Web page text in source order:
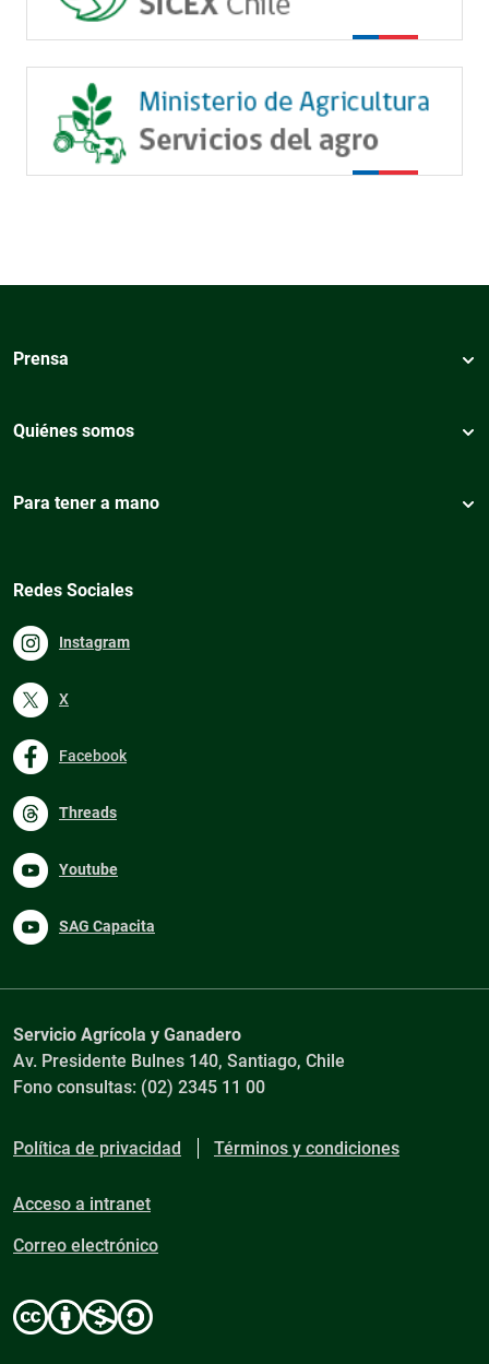
Prensa
Quiénes somos
Para tener a mano
Redes Sociales
Instagram
X
Facebook
Threads
Youtube
SAG Capacita
Servicio Agrícola y Ganadero
Av. Presidente Bulnes 140, Santiago, Chile
Fono consultas: (02) 2345 11 00
Política de privacidad Términos y condiciones
Acceso a intranet
Correo electrónico